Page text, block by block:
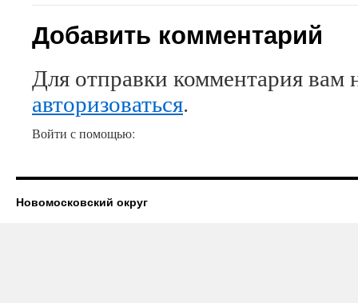
Добавить комментарий
Для отправки комментария вам
авторизоваться.
Войти с помощью:
Новомосковский округ